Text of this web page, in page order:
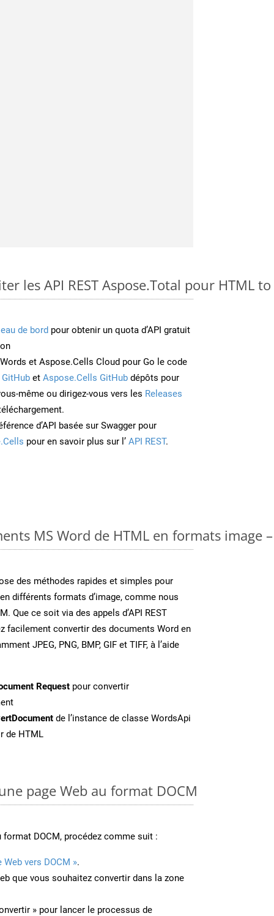
les API REST Aspose.Total pour HTML
de bord pour obtenir un quota d’API gratuit
et Aspose.Cells Cloud pour Go le code
et Aspose.Cells GitHub dépôts pour
même ou dirigez-vous vers les Releases
d’API basée sur Swagger pour
pour en savoir plus sur l’ API REST.
MS Word de HTML en formats image
des méthodes rapides et simples pour
différents formats d’image, comme nous
Que ce soit via des appels d’API REST
facilement convertir des documents Word en
JPEG, PNG, BMP, GIF et TIFF, à l’aide
Request pour convertir
de l’instance de classe WordsApi
de HTML
page Web au format DOCM
format DOCM, procédez comme suit :
Web vers DOCM ».
que vous souhaitez convertir dans la zone
» pour lancer le processus de